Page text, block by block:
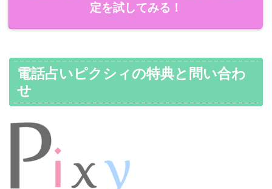
定を試してみる！
電話占いピクシィの特典と問い合わ
せ